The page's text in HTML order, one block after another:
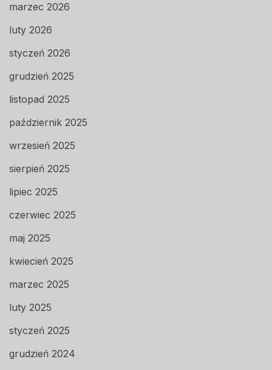
marzec 2026
luty 2026
styczeń 2026
grudzień 2025
listopad 2025
październik 2025
wrzesień 2025
sierpień 2025
lipiec 2025
czerwiec 2025
maj 2025
kwiecień 2025
marzec 2025
luty 2025
styczeń 2025
grudzień 2024